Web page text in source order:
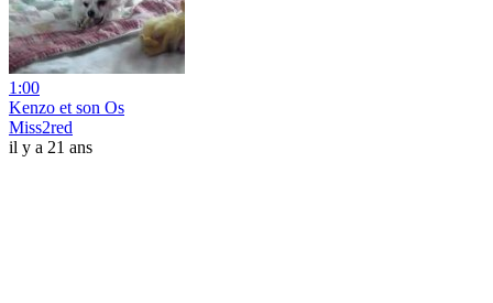
1:00
Kenzo et son Os
Miss2red
il y a 21 ans